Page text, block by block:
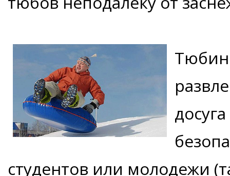
студентов или молодежи